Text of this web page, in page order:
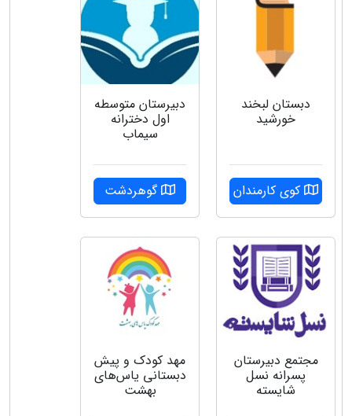
دبستان‌ لبخند
خورشید
کوی کارمندان
دبیرستان متوسطه
اول دخترانه
سیماب
گوهردشت
مجتمع دبیرستان
پسرانه نسل
شایسته
مهد کودک و پیش
دبستانی یاس‌های
بهشت